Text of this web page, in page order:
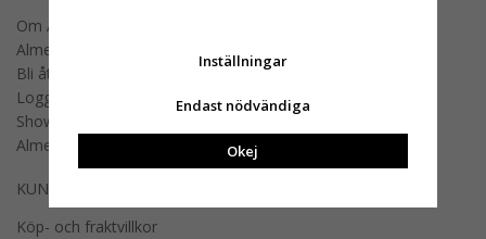
Om Almedahls
Almedahls designers
Bli återförsäljare
Logga in B2B
Showroom
Almedahls offentlig miljö
KUNDSERVICE
Köp- och fraktvillkor
Inställningar
Endast nödvändiga
Okej